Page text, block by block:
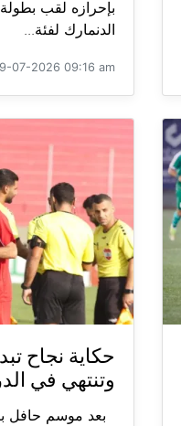
الدنمارك لفئة...
07-2026 09:16 am
حكاية نجاح
وتنتهي في
بعد موسم حافل